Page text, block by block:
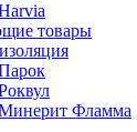
товары
Фламма